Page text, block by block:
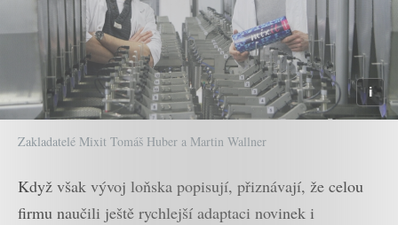
Zakladatelé Mixit Tomáš Huber a Martin Wallner
Když však vývoj loňska popisují, přiznávají, že celou
firmu naučili ještě rychlejší adaptaci novinek i